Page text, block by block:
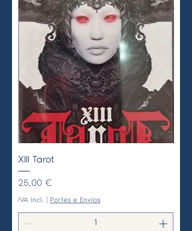
XIII Tarot
Preço
25,00 €
IVA incl. Portes e Envios